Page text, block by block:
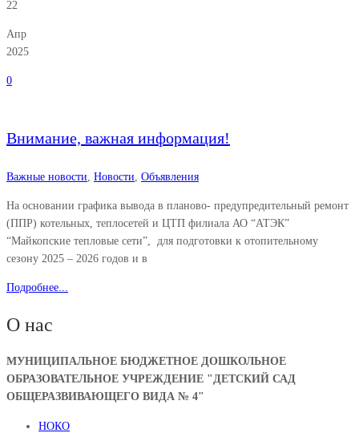
22
Апр
2025
0
Внимание, важная информация!
Важные новости Новости Объявления
На основании графика вывода в планово- предупредительный ремонт
(ППР) котельных, теплосетей и ЦТП филиала АО “АТЭК”
“Майкопские тепловые сети”, для подготовки к отопительному
сезону 2025 – 2026 годов и в
Подробнее...
О нас
МУНИЦИПАЛЬНОЕ БЮДЖЕТНОЕ ДОШКОЛЬНОЕ
ОБРАЗОВАТЕЛЬНОЕ УЧРЕЖДЕНИЕ "ДЕТСКИЙ САД
ОБЩЕРАЗВИВАЮЩЕГО ВИДА № 4"
НОКО